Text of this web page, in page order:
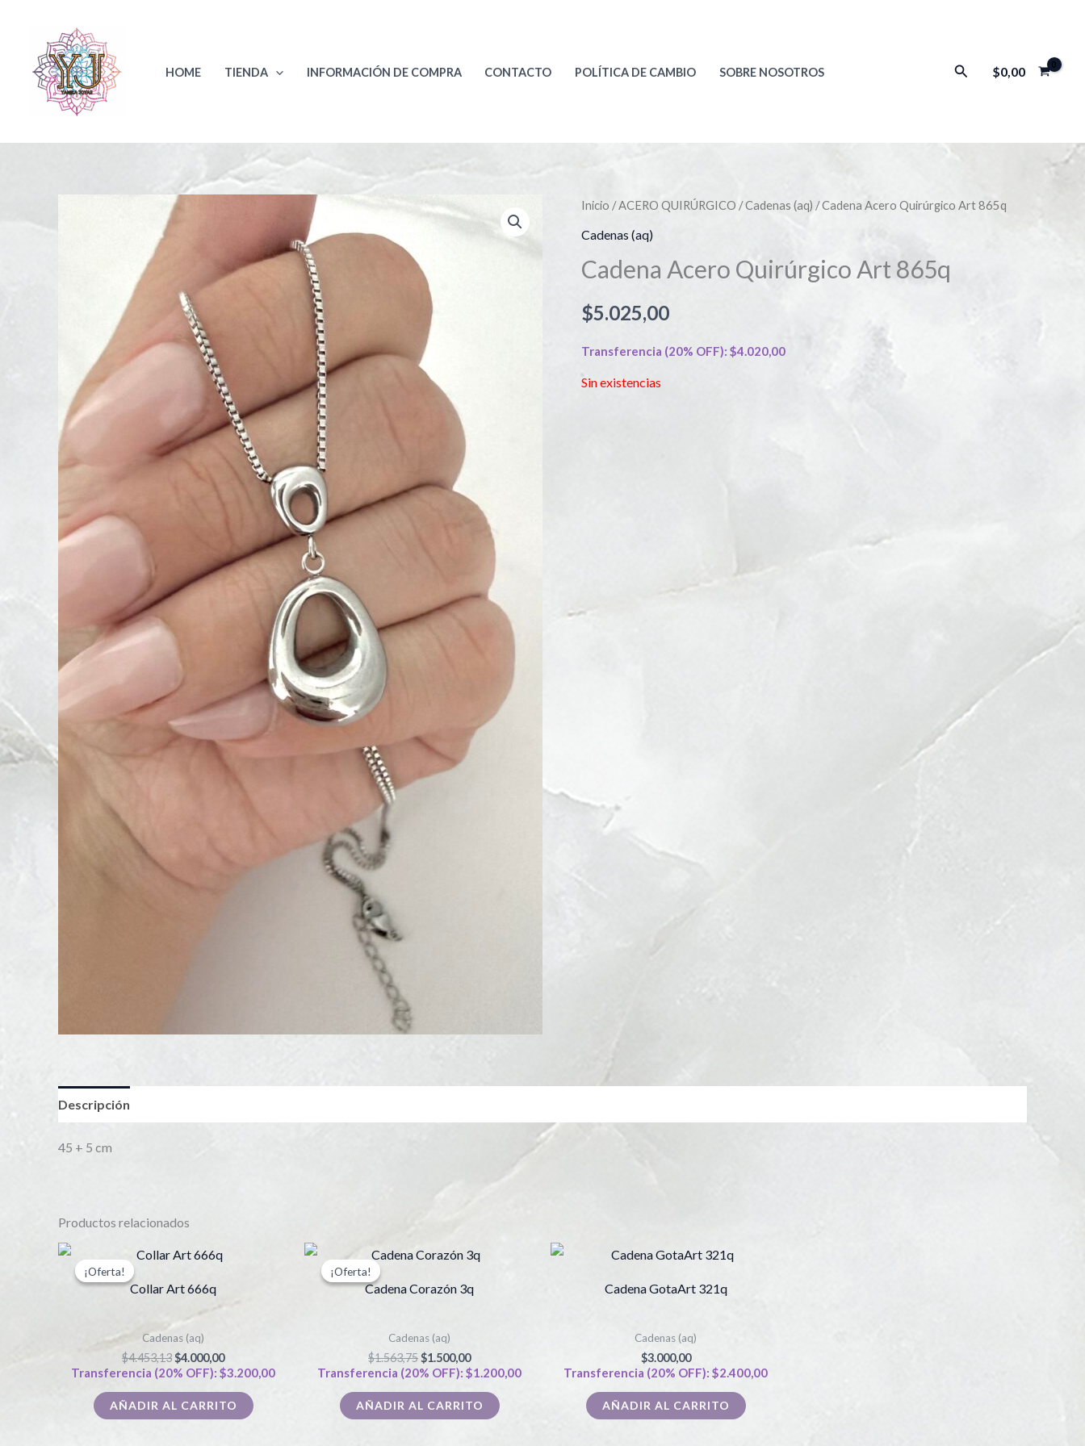
contenido
HOME TIENDA INFORMACIÓN DE COMPRA CONTACTO POLÍTICA DE CAMBIO SOBRE NOSOTROS Buscar
$0,00
Inicio /ACERO QUIRÚRGICO /Cadenas (aq) / Cadena Acero Quirúrgico Art 865q
Cadenas (aq)
Cadena Acero Quirúrgico Art 865q
$5.025,00
Transferencia (20% OFF): $4.020,00
Sin existencias
Descripción
45 + 5 cm
Productos relacionados
¡Oferta!
¡Oferta!
Collar Art 666q
Cadenas (aq)
$4.453,13
El
precio
era:
$4.000,00
Transferencia (20% OFF): $3.200,00
AÑADIR AL CARRITO
¡Oferta!
¡Oferta!
Cadena Corazón 3q
Cadenas (aq)
$1.563,75
El
precio
era:
$1.500,00
El
precio
es:
Transferencia (20% OFF): $1.200,00
AÑADIR AL CARRITO
Cadena GotaArt 321q
Cadenas (aq)
$3.000,00
Transferencia (20% OFF): $2.400,00
AÑADIR AL CARRITO